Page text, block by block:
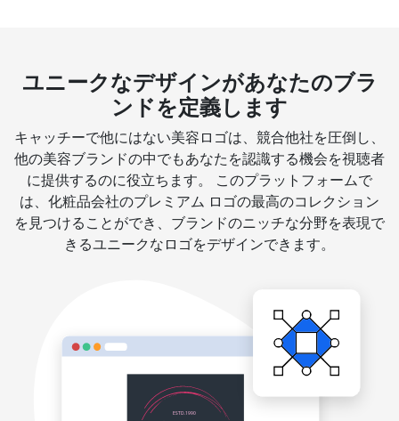
ユニークなデザインがあなたのブラ
ンドを定義します
キャッチーで他にはない美容ロゴは、競合他社を圧倒し、
他の美容ブランドの中でもあなたを認識する機会を視聴者
に提供するのに役立ちます。 このプラットフォームで
は、化粧品会社のプレミアム ロゴの最高のコレクション
を見つけることができ、ブランドのニッチな分野を表現で
きるユニークなロゴをデザインできます。